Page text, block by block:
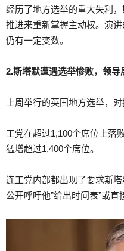
经历了地方选举的重大失利
推进来重新掌握主动权。演
仍有一定变数。
2.斯塔默遭遇选举惨败，领导
上周举行的英国地方选举，
工党在超过1,100个席位上落
猛增超过1,400个席位。
连工党内部都出现了要求斯
公开呼吁他”给出时间表”或直